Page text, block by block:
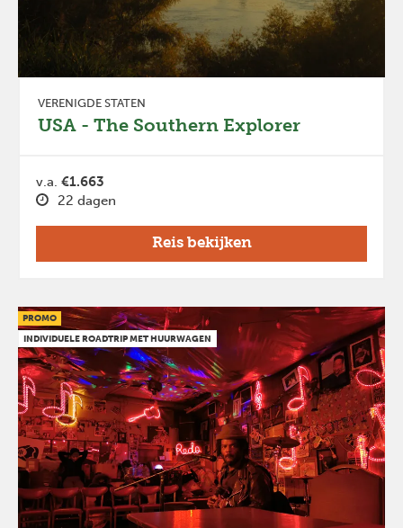
VERENIGDE STATEN
USA - The Southern Explorer
v.a. €1.663
22 dagen
Reis bekijken
PROMO
INDIVIDUELE ROADTRIP MET HUURWAGEN